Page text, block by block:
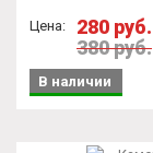
Цена:
280 руб.
380 руб.
В наличии